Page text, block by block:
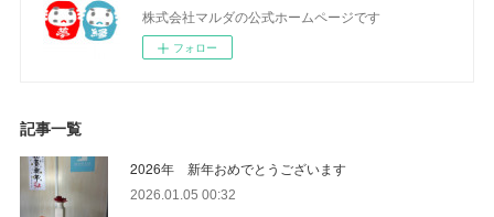
株式会社マルダの公式ホームページです
フォロー
記事一覧
2026年 新年おめでとうございます
2026.01.05 00:32